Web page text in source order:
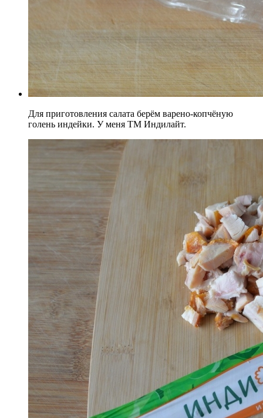
Для приготовления салата берём варено-копчёную
голень индейки. У меня ТМ Индилайт.